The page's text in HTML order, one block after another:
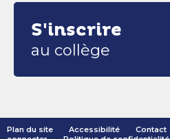
S'inscrire
au collège
Plan du site Accessibilité Contact